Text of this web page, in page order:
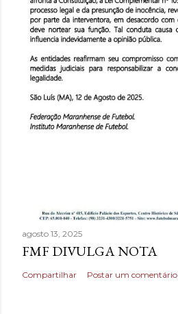
agosto 13, 2025
FMF DIVULGA NOTA
Compartilhar Postar um comentário